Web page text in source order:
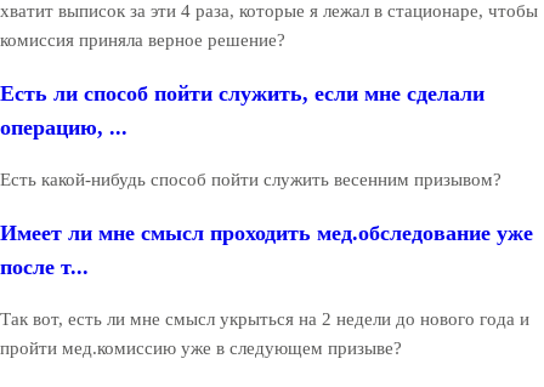
хватит выписок за эти 4 раза, которые я лежал в стационаре, чтобы
комиссия приняла верное решение?
Есть ли способ пойти служить, если мне сделали
операцию, ...
Есть какой-нибудь способ пойти служить весенним призывом?
Имеет ли мне смысл проходить мед.обследование уже
после т...
Так вот, есть ли мне смысл укрыться на 2 недели до нового года и
пройти мед.комиссию уже в следующем призыве?